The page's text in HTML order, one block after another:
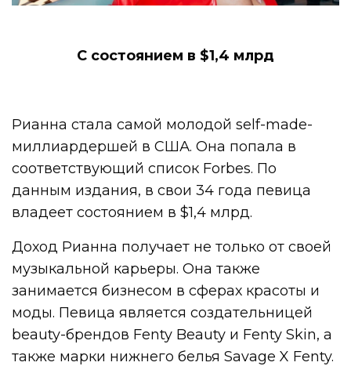
С состоянием в $1,4 млрд
Рианна стала самой молодой self-made-
миллиардершей в США. Она попала в
соответствующий список Forbes. По
данным издания, в свои 34 года певица
владеет состоянием в $1,4 млрд.
Доход Рианна получает не только от своей
музыкальной карьеры. Она также
занимается бизнесом в сферах красоты и
моды. Певица является создательницей
beauty-брендов Fenty Beauty и Fenty Skin, а
также марки нижнего белья Savage X Fenty.